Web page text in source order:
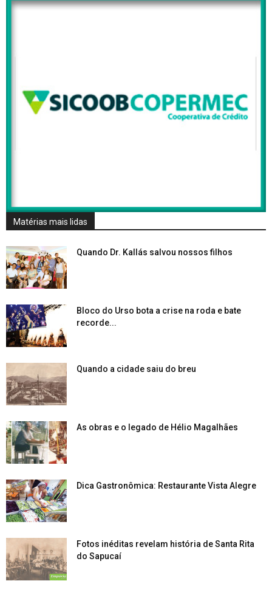
Matérias mais lidas
Quando Dr. Kallás salvou nossos filhos
Bloco do Urso bota a crise na roda e bate
recorde...
Quando a cidade saiu do breu
As obras e o legado de Hélio Magalhães
Dica Gastronômica: Restaurante Vista Alegre
Fotos inéditas revelam história de Santa Rita
do Sapucaí